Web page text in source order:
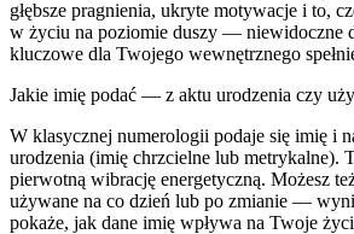
głębsze pragnienia, ukryte motywacje i to,
w życiu na poziomie duszy — niewidoczne
kluczowe dla Twojego wewnętrznego
Jakie imię podać — z aktu urodzenia czy
W klasycznej numerologii podaje się imię i
urodzenia (imię chrzcielne lub metrykalne).
pierwotną wibrację energetyczną. Możesz
używane na co dzień lub po zmianie —
pokaże, jak dane imię wpływa na Twoje